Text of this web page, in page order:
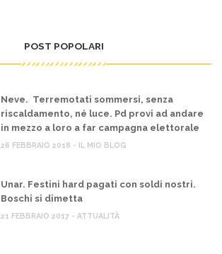
POST POPOLARI
Neve. Terremotati sommersi, senza
riscaldamento, né luce. Pd provi ad andare
in mezzo a loro a far campagna elettorale
26 FEBBRAIO 2018 - IL MIO BLOG
Unar. Festini hard pagati con soldi nostri.
Boschi si dimetta
21 FEBBRAIO 2017 - ATTUALITÀ